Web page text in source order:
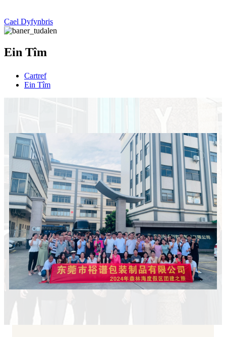
Cael Dyfynbris
Ein Tîm
Cartref
Ein Tîm